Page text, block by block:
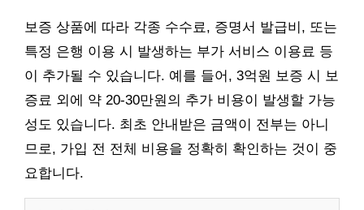
보증 상품에 따라 각종 수수료, 증명서 발급비, 또는
특정 은행 이용 시 발생하는 부가 서비스 이용료 등
이 추가될 수 있습니다. 예를 들어, 3억원 보증 시 보
증료 외에 약 20-30만원의 추가 비용이 발생할 가능
성도 있습니다. 최초 안내받은 금액이 전부는 아니
므로, 가입 전 전체 비용을 정확히 확인하는 것이 중
요합니다.